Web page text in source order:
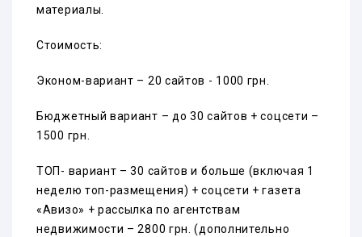
материалы.
Стоимость:
Эконом-вариант – 20 сайтов - 1000 грн.
Бюджетный вариант – до 30 сайтов + соцсети –
1500 грн.
ТОП- вариант – 30 сайтов и больше (включая 1
неделю топ-размещения) + соцсети + газета
«Авизо» + рассылка по агентствам
недвижимости – 2800 грн. (дополнительно